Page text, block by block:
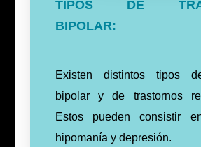
TIPOS DE
BIPOLAR:
Existen distintos tipos
bipolar y de trastornos
Estos pueden consistir
hipomanía y depresión.